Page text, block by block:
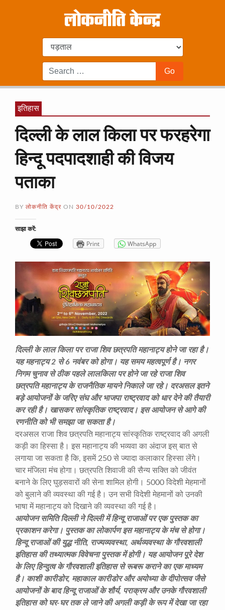
इतिहास
दिल्ली के लाल किला पर फरहरेगा
हिन्दू पदपादशाही की विजय
पताका
BY लोकनीति केंद्र ON 30/10/2022
साझा करें:
Print WhatsApp
दिल्ली के लाल किला पर राजा शिव छत्रपति महानाट्य होने जा रहा है।
यह महनाट्य 2 से 6 नवंबर को होगा। यह समय महत्वपूर्ण है। नगर
निगम चुनाव से ठीक पहले लालकिला पर होने जा रहे राजा शिव
छत्रपति महानाट्य के राजनैतिक मायने निकाले जा रहे। दरअसल इतने
बड़े आयोजनों के जरिए संघ और भाजपा राष्ट्रवाद को धार देने की तैयारी
कर रही है। खासकर सांस्कृतिक राष्ट्रवाद। इस आयोजन से आगे की
रणनीति को भी समझा जा सकता है।
दरअसल राजा शिव छत्रपति महानाट्य सांस्कृतिक राष्ट्रवाद की अगली
कड़ी का हिस्सा है। इस महानाट्य की भव्यवा का अंदाज इस् बात से
लगाया जा सकता है कि, इसमें 250 से ज्यादा कलाकार हिस्सा लेंगे।
चार मंजिला मंच होगा। छत्रपति शिवाजी की सैन्य सक्ति को जीवंत
बनाने के लिए घुड़सवारों की सेना शामिल होगी। 5000 विदेशी मेहमानों
को बुलाने की व्यवस्था की गई है। उन सभी विदेशी मेहमानों को उनकी
भाषा में महानाट्य को दिखाने की व्यवस्था की गई है।
आयोजन समिति दिल्ली ने दिल्ली में हिन्दू राजाओं पर एक पुस्तक का
प्रकाशन करेगा। पुस्तक का लोकार्पण इस महानाट्य के मंच से होगा।
हिन्दू राजाओं की युद्ध नीति, राज्यव्यवस्था, अर्थव्यवस्था के गौरवशाली
इतिहास की तथ्यात्मक विवेचना पुस्तक में होगी। यह आयोजन पूरे देश
के लिए हिन्दुत्व के गौरवशाली इतिहास से रूबरू कराने का एक माध्यम
है। काशी कारीडोर, महाकाल कारीडोर और अयोध्या के दीपोत्सव जैसे
आयोजनों के बाद हिन्दू राजाओं के शौर्य, पराक्रम और उनके गौरवशाली
इतिहास को घर-घर तक ले जाने की अगली कड़ी के रूप में देखा जा रहा